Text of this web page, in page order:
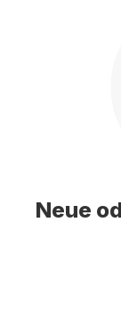
Neue